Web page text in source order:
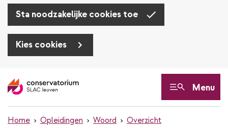
Sta noodzakelijke cookies toe
Kies cookies
en
inhoud
Menu
Home Opleidingen Woord Overzicht